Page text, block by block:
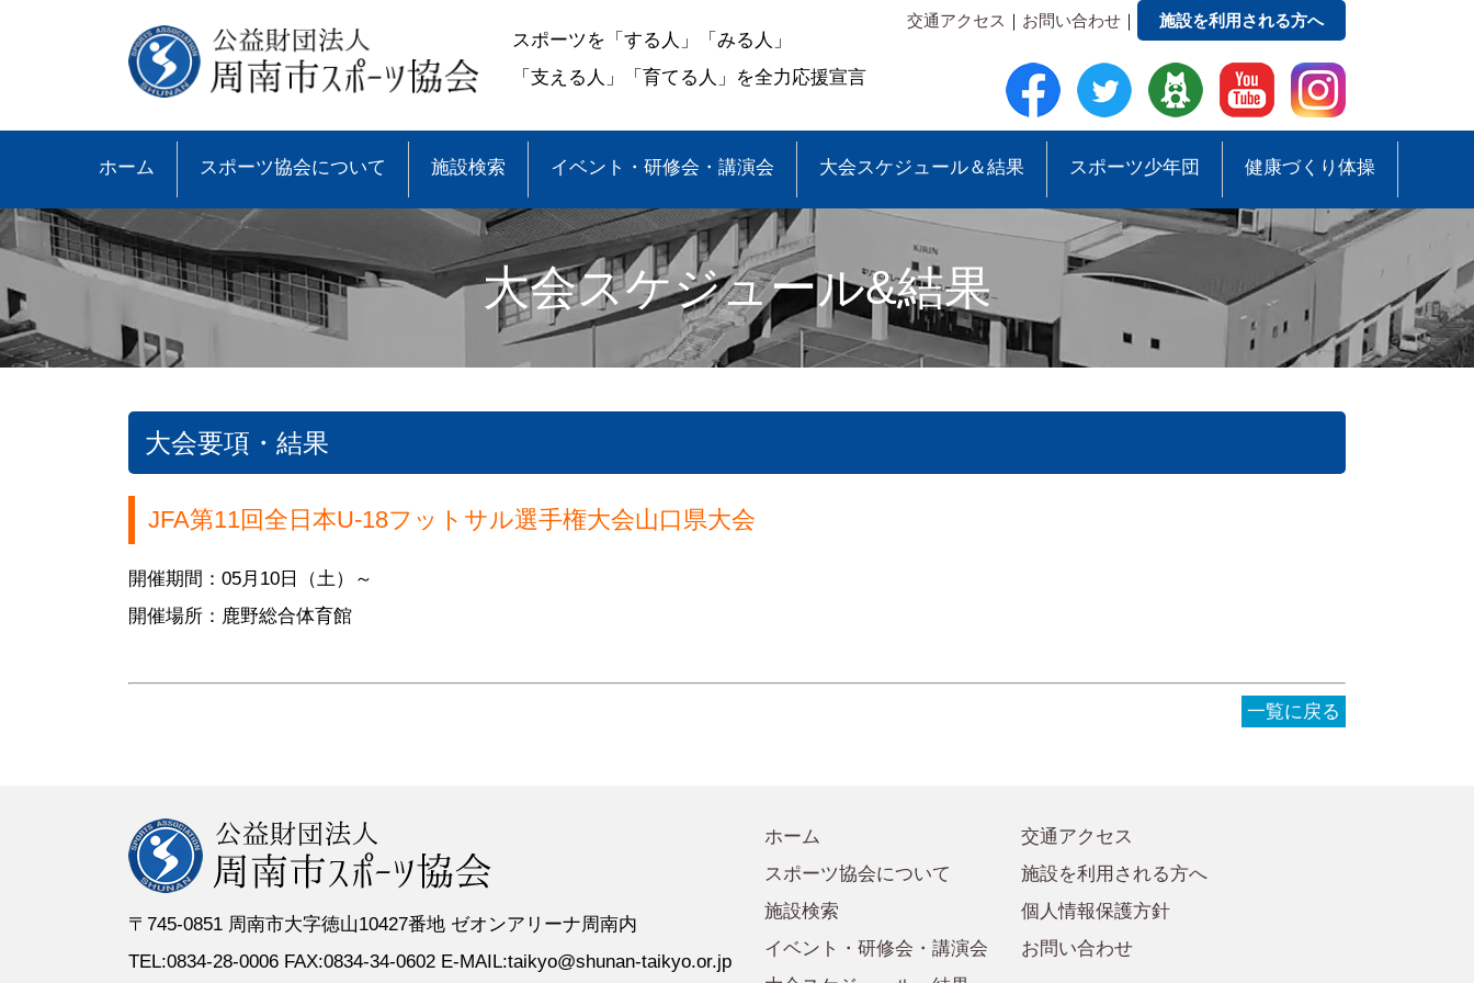
スポーツを「する人」「みる人」
「支える人」「育てる人」を全力応援宣言
交通アクセス ｜ お問い合わせ ｜ 施設を利用される方へ
ホーム スポーツ協会について
●諸規則
●専門委員会規程
●事業報告
●緑地公園ガイドマップ
施設検索 イベント・研修会・講演会 大会スケジュール＆結果
●大会情報＆結果
スポーツ少年団
●スポーツ少年団とは
●登録スポーツ少年団
●スポーツ少年団大会情報
●スポーツ少年団諸規定
●各種申請・報告書 ●スポーツ少年団助成事業
健康づくり体操
大会スケジュール&結果
大会要項・結果
JFA第11回全日本U-18フットサル選手権大会山口県大会
開催期間：05月10日（土）～
開催場所：鹿野総合体育館
一覧に戻る
〒745-0851 周南市大字徳山10427番地 ゼオンアリーナ周南内
TEL:0834-28-0006 FAX:0834-34-0602 E-MAIL:taikyo@shunan-taikyo.or.jp
ホーム
スポーツ協会について
施設検索
イベント・研修会・講演会
交通アクセス
施設を利用される方へ
個人情報保護方針
お問い合わせ